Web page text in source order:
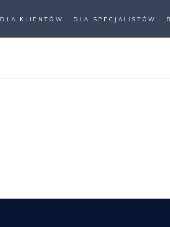
DLA KLIENTÓW DLA SPECJALISTÓW